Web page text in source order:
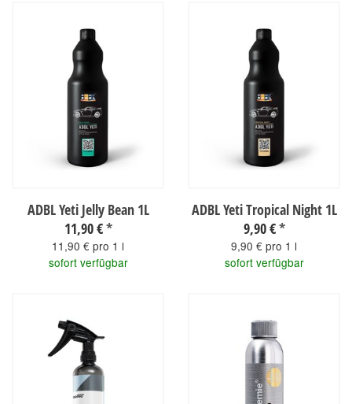
ADBL Yeti Jelly Bean 1L
11,90 €*
11,90 € pro 1 l
sofort verfügbar
ADBL Yeti Tropical Night 1L
9,90 €*
9,90 € pro 1 l
sofort verfügbar